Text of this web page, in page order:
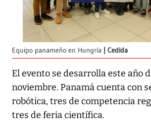
Equipo panameño en Hungría Cedida
El evento se desarrolla este año
noviembre. Panamá cuenta con
robótica, tres de competencia
tres de feria científica.